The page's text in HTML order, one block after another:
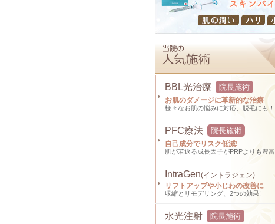
BBL光治療 院長施術
お肌のダメージに革新的な治療
様々なお肌の悩みに対応、脱毛にも！
PFC療法 院長施術
自己成分でリスク低減!
肌が若返る成長因子がPRPよりも豊富
IntraGen(イントラジェン)
リフトアップや小じわの改善に
収縮とリモデリング、2つの効果!
水光注射 院長施術